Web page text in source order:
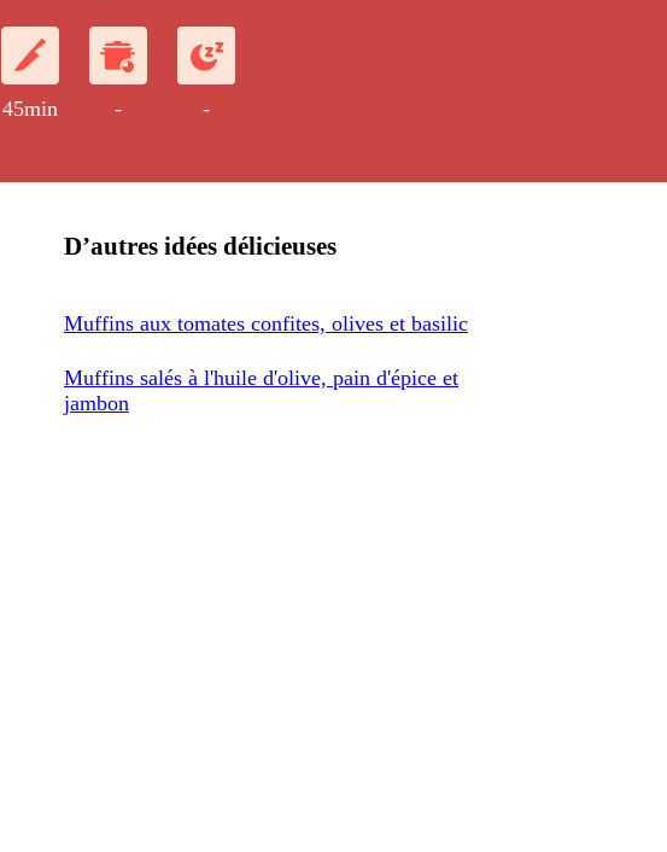
45min - -
D’autres idées délicieuses
Muffins aux tomates confites, olives et basilic
Muffins salés à l'huile d'olive, pain d'épice et
jambon